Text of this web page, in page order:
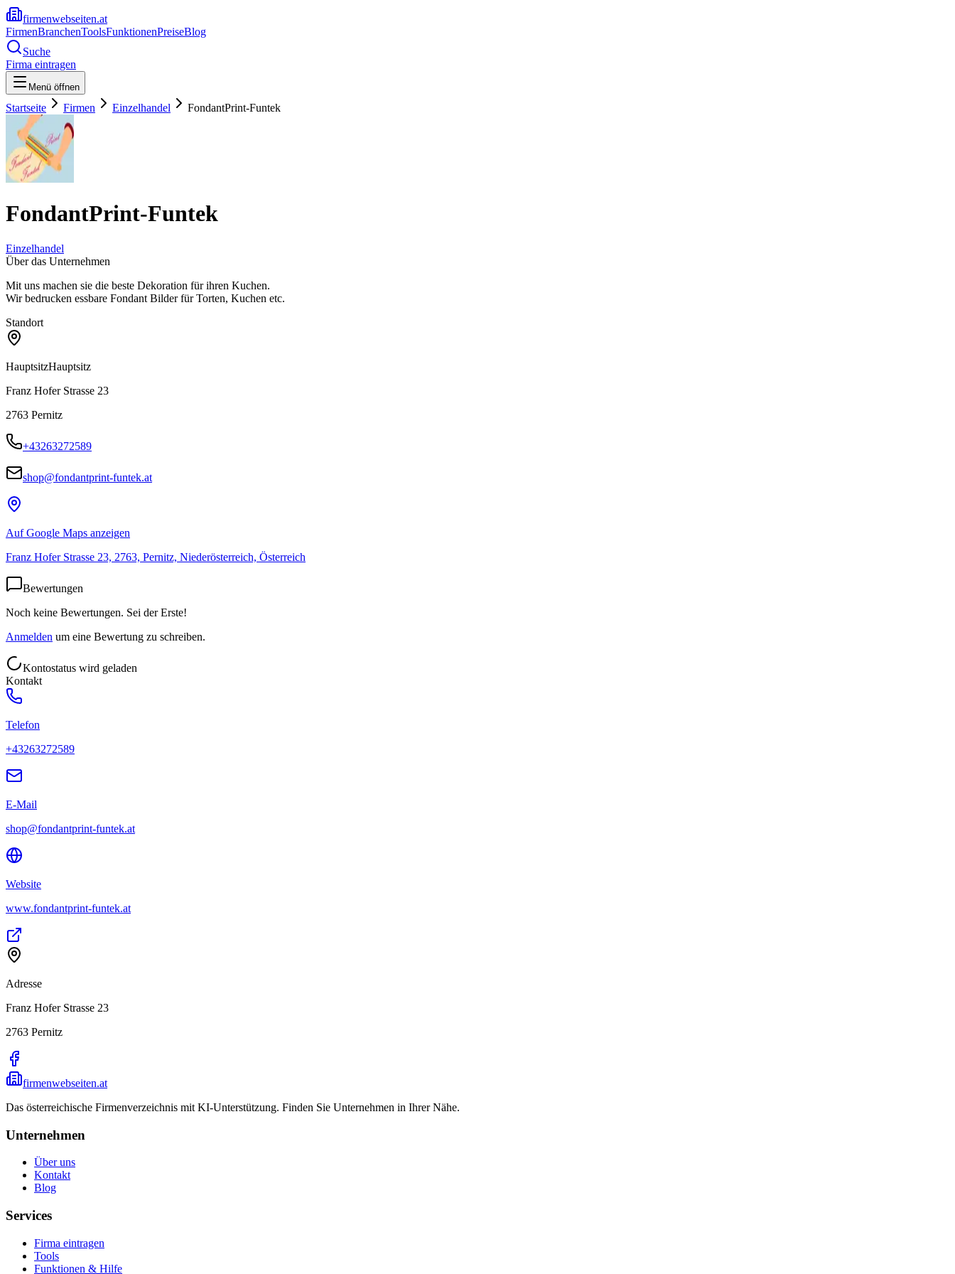
firmenwebseiten.at
FirmenBranchenToolsFunktionenPreiseBlog
Suche
Firma eintragen
Menü öffnen
Startseite Firmen Einzelhandel FondantPrint-Funtek
FondantPrint-Funtek
Einzelhandel
Über das Unternehmen
Mit uns machen sie die beste Dekoration für ihren Kuchen.
Wir bedrucken essbare Fondant Bilder für Torten, Kuchen etc.
Standort
HauptsitzHauptsitz
Franz Hofer Strasse 23
2763 Pernitz
+43263272589
shop@fondantprint-funtek.at
Auf Google Maps anzeigen
Franz Hofer Strasse 23, 2763, Pernitz, Niederösterreich, Österreich
Bewertungen
Noch keine Bewertungen. Sei der Erste!
Anmelden um eine Bewertung zu schreiben.
Kontostatus wird geladen
Kontakt
Telefon
+43263272589
E-Mail
shop@fondantprint-funtek.at
Website
www.fondantprint-funtek.at
Adresse
Franz Hofer Strasse 23
2763 Pernitz
firmenwebseiten.at
Das österreichische Firmenverzeichnis mit KI-Unterstützung. Finden Sie Unternehmen in Ihrer Nähe.
Unternehmen
Über uns
Kontakt
Blog
Services
Firma eintragen
Tools
Funktionen & Hilfe